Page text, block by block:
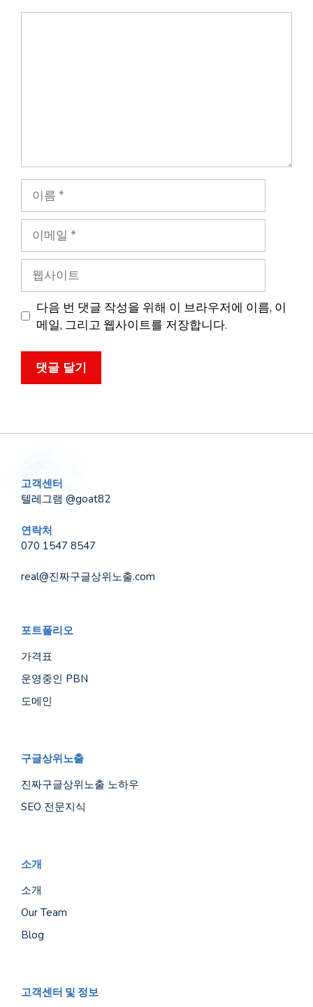
일
트
다음 번 댓글 작성을 위해 이 브라우저에 이름, 이
메일, 그리고 웹사이트를 저장합니다.
고객센터
텔레그램 @goat82
연락처
070 1547 8547
real@진짜구글상위노출.com
포트폴리오
가격표
운영중인 PBN
도메인
구글상위노출
진짜구글상위노출 노하우
SEO 전문지식
소개
소개
Our Team
Blog
고객센터 및 정보